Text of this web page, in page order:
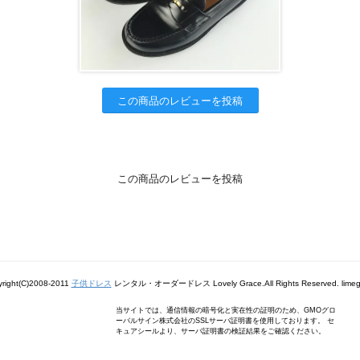
この商品のレビューを投稿
この商品のレビューを投稿
2011 子供ドレス レンタル・オーダードレス Lovely Grace.All Rights Reserved.
当サイトでは、通信情報の暗号化と実在性の証明のため、GMOグロ
ーバルサイン株式会社のSSLサーバ証明書を使用しております。 セ
キュアシールより、サーバ証明書の検証結果をご確認ください。